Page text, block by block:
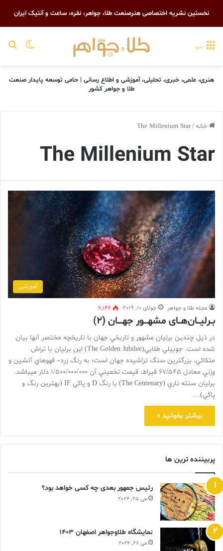
نخستین نشریه اختصاصی هنرصنعت طلا، جواهر، نقره، ساعت و آنتیک ایران
تغییر منو
هنری، علمی، خبری، تحلیلی، آموزشی و اطلاع رسانی | حامی توسعه پایدار صنعت
طلا و جواهر کشور
خانه/
The Millenium Star
The Millenium Star
آموزشی
مجله طلا و جواهر جولای 10, 2019 6,146
بـرلیـــان‌هـــای مشهــــور جهـــــان (۲)
در ذيل چندين برليان مشهور و تاريخي جهان با تاريخچه مختصر آنها بيان
شده است. جوبيلي طلايي(The Golden Jubilee) اين برليان با تراش
متکائي، بزرگترين سنگ تراشيده جهان است؛ به رنگ زرد– قهوهاي آتشين و
وزني معادل 67/545 قيراط، قيمت تخميني آن 1/500/000/000 دلار ميباشد.
برليان سنته ناري (The Centenary) با رنگ D و پاکي IF (بهترين رنگ و
پاکي)…
بیشتر بخوانید »
پربیننده ترین ها
رئیس جمهور بعدی چه کسی خواهد بود؟
می 25, 2024
نمایشگاه طلاوجواهر اصفهان 1403
می 28, 2024